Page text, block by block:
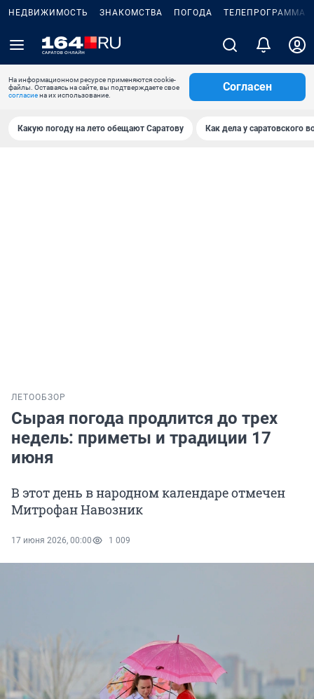
НЕДВИЖИМОСТЬ ЗНАКОМСТВА ПОГОДА ТЕЛЕПРОГРАММА
На информационном ресурсе применяются cookie-
файлы. Оставаясь на сайте, вы подтверждаете свое
согласиена их использование.
Согласен
Какую погоду на лето обещают Саратову Как дела у саратовского
ЛЕТООБЗОР
Сырая погода продлится до трех
недель: приметы и традиции 17
июня
В этот день в народном календаре отмечен
Митрофан Навозник
17 июня 2026, 00:00 1 009